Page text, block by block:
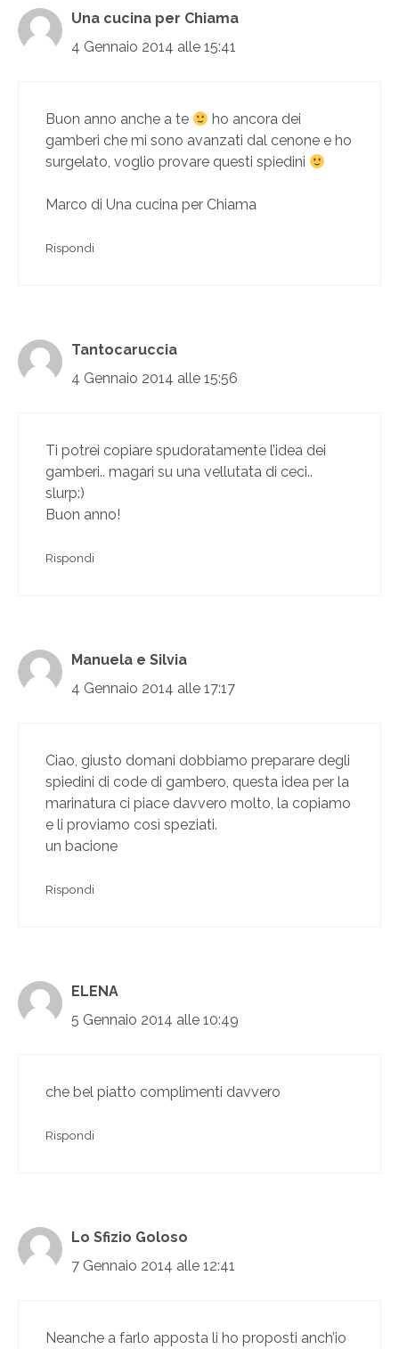
Una cucina per Chiama
4 Gennaio 2014 alle 15:41
Buon anno anche a te
ho ancora dei
gamberi che mi sono avanzati dal cenone e ho
surgelato, voglio provare questi spiedini
Marco di Una cucina per Chiama
Rispondi
Tantocaruccia
4 Gennaio 2014 alle 15:56
Ti potrei copiare spudoratamente l’idea dei
gamberi.. magari su una vellutata di ceci..
slurp:)
Buon anno!
Rispondi
Manuela e Silvia
4 Gennaio 2014 alle 17:17
Ciao, giusto domani dobbiamo preparare degli
spiedini di code di gambero, questa idea per la
marinatura ci piace davvero molto, la copiamo
e li proviamo così speziati.
un bacione
Rispondi
ELENA
5 Gennaio 2014 alle 10:49
che bel piatto complimenti davvero
Rispondi
Lo Sfizio Goloso
7 Gennaio 2014 alle 12:41
Neanche a farlo apposta li ho proposti anch’io